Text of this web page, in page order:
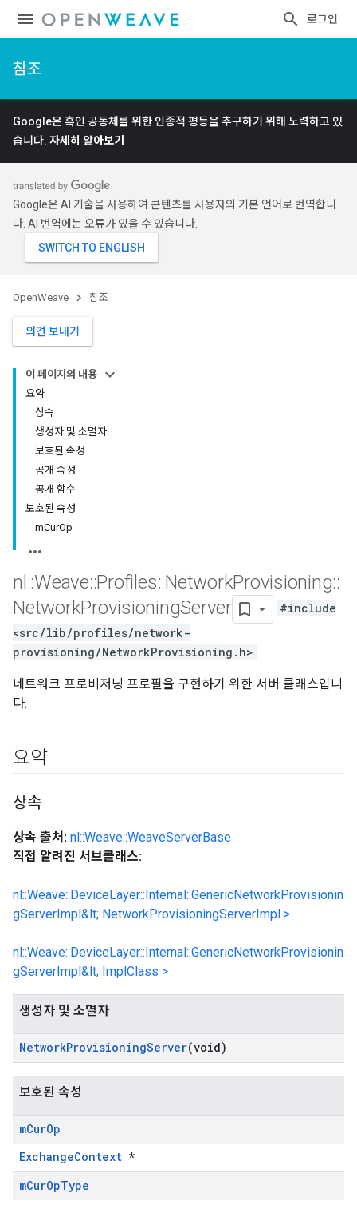
로그인
참조
Google은 흑인 공동체를 위한 인종적 평등을 추구하기 위해 노력하고 있
습니다. 자세히 알아보기
Google은 AI 기술을 사용하여 콘텐츠를 사용자의 기본 언어로 번역합니
다. AI 번역에는 오류가 있을 수 있습니다.
OpenWeave 참조
의견 보내기
이 페이지의 내용
요약
상속
생성자 및 소멸자
보호된 속성
공개 속성
공개 함수
보호된 속성
mCurOp
nl ::Weave::Profiles::NetworkProvisioning::
NetworkProvisioningServer
#include
<src/lib/profiles/network-
provisioning/NetworkProvisioning.h>
네트워크 프로비저닝 프로필을 구현하기 위한 서버 클래스입니
다.
요약
상속
상속 출처: nl::Weave::WeaveServerBase
직접 알려진 서브클래스:
nl::Weave::DeviceLayer::Internal::GenericNetworkProvisionin
gServerImpl&lt; NetworkProvisioningServerImpl >
nl::Weave::DeviceLayer::Internal::GenericNetworkProvisionin
gServerImpl&lt; ImplClass >
생성자 및 소멸자
NetworkProvisioningServer(void)
보호된 속성
mCurOp
ExchangeContext *
mCurOpType